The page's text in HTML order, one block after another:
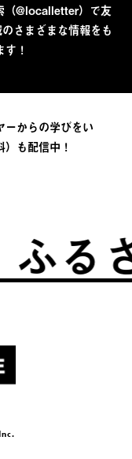
（@localletter）で友
さまざまな情報をも
！
ーからの学びをい
も配信中！
と